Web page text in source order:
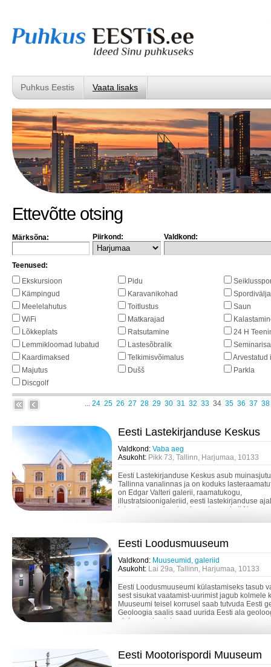
Puhkus Eestis Vaata lisaks
Ettevõtte otsing
Märksõna: Piirkond: Valdkond:
Teenused:
Ekskursioon
Pidu
Kämpingud
Karavanikohad
Meelelahutus
Toitlustus
Saun
WiFi
Matkarajad
Lõkkeplats
Ratsutamine
24 H
Lemmikloomad lubatud
Lastesõbralik
Kaardimaksed
Telkimisvõimalus
Arvestatud
Majutus
Dušš
Parkla
Discgolf
... 24 25 26 27 28 29 30 31 32 33 34 35 36 37 38
Eesti Lastekirjanduse Keskus
Valdkond: Vaba aeg
Asukoht: Pikk 73, Tallinn, Harjumaa, 10133
Eesti Lastekirjanduse Keskus asub
Tallinna vanalinnas ja on koduks
on Edgar Valteri galerii, raamatukogu,
illustratsioonigaleriid, eesti lastekirjanduse
tutvustav varakamber ja maja maskoti Nu...
Eesti Loodusmuuseum
Valdkond: Muuseumid, galeriid
Asukoht: Lai 29a, Tallinn, Harjumaa, 10133
Eesti Loodusmuuseumi külastamiseks tasub
sest sisukat vaatamist-uurimist jagub
Muuseumi teisel korrusel saab tutvuda Eesti
Geoloogia saalis saad uurida Eesti ala
ajalugu, mis ulat...
Eesti Mootorispordi Muuseum